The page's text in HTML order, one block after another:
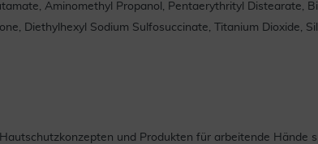
Aminomethyl Propanol, Pentaerythrityl Distearate,
Diethylhexyl Sodium Sulfosuccinate, Titanium Dioxide,
und Produkten für arbeitende Hände